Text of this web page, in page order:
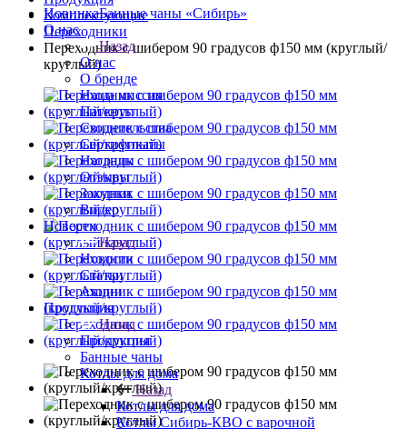
НовинкаБанные чаны «Сибирь»
О нас
Назад
О нас
О бренде
Наша миссия
Патенты
Свидетельства
Сертификаты
Награды
Отзывы
Закупки
Видео
Новости
Назад
Новости
Статьи
Акции
Продукция
Назад
Продукция
Банные чаны
Котлы для дома
Назад
Котлы для дома
Котлы Сибирь-КВО с варочной
Комплектующие
Переходники
Переходник с шибером 90 градусов ф150 мм (круглый/
круглый)